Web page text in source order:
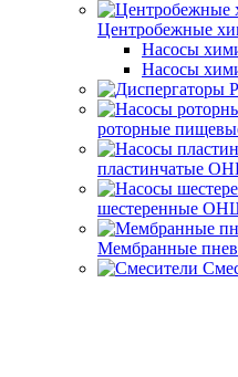
Центробежные
Насосы
Насосы
роторные
пластинчатые
шестеренные
Мембранные